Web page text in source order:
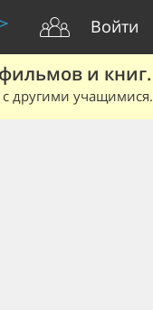
Войти
и книг.
с другими учащимися.